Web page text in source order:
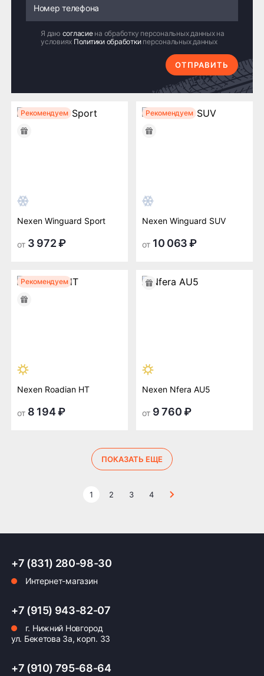
Рекомендуем
Nexen Winguard Sport
от 3 972 ₽
Рекомендуем
Nexen Winguard SUV
от 10 063 ₽
Рекомендуем
Nexen Roadian HT
от 8 194 ₽
Nexen Nfera AU5
от 9 760 ₽
Я даю согласие на обработку персональных данных на
условиях Политики обработки персональных данных
ОТПРАВИТЬ
ПОКАЗАТЬ ЕЩЕ
1 2 3 4
+7 (831) 280-98-30
Интернет-магазин
+7 (915) 943-82-07
г. Нижний Новгород
ул. Бекетова 3а, корп. 33
+7 (910) 795-68-64